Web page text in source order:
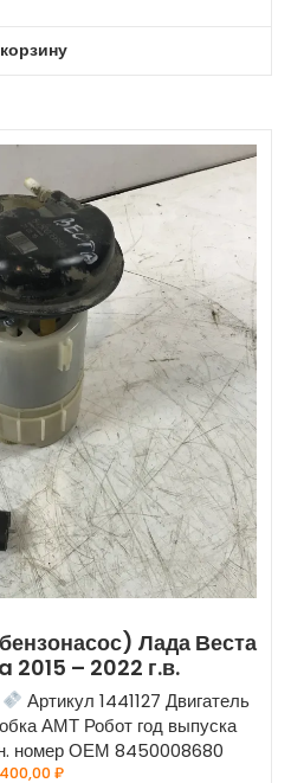
Лада Веста
2015 – 2022 г.в.
Артикул 1441127 Двигатель
АМТ Робот год выпуска
номер ОЕМ 8450008680
₽